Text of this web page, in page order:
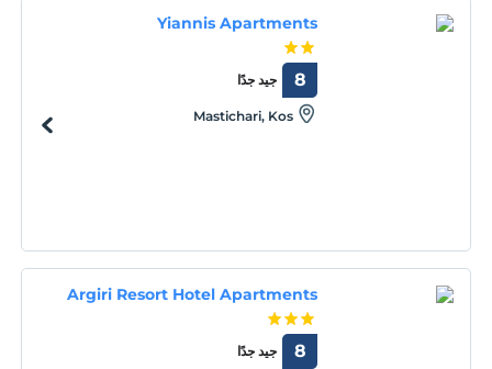
Yiannis Apartments
جيد جدًا 8
Mastichari, Kos
Argiri Resort Hotel Apartments
جيد جدًا 8